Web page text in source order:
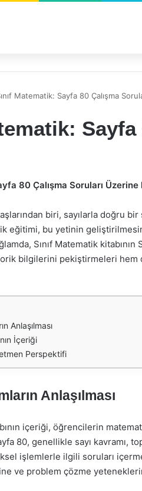
Matematik: Sayfa 80 Çalışma
80 Çalışma Soruları
biri, sayılarla doğru
eğitimi, bu yetinin
Sınıf Matematik kitabının
bilgilerini pekiştirmeleri hem
Anlaşılması
İçeriği
Perspektifi
Anlaşılması
içeriği, öğrencilerin
80, genellikle sayı
işlemlerle ilgili soruları
ve problem çözme